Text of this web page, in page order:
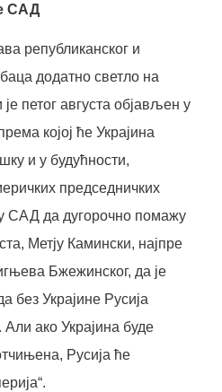
САД
републиканског и
додатно светло на
је петог августа објављен у
којој ће Украјина
и у будућности,
председничких
САД да дугорочно помажу
Метју Камински, најпре
Бжежинског, да је
без Украјине Русија
Али ако Украјина буде
Русија ће